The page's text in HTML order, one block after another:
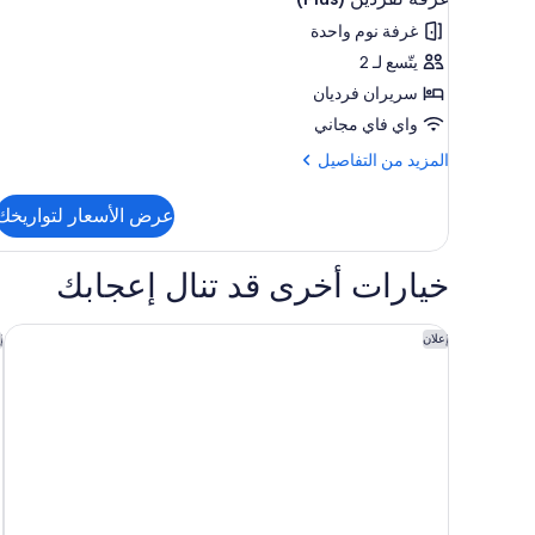
Plus)
جميع
صور
غرفة
لفردين
(Plus)
غرفة نوم واحدة
يتّسع لـ 2
سريران فرديان
واي فاي مجاني
المزيد من التفاصيل
المزيد
غرفة
لفردين
(Plus)
عرض الأسعار
خيارات أخرى قد تنال إعجابك
إعلان
سيتي هوتل لندن هيثرو